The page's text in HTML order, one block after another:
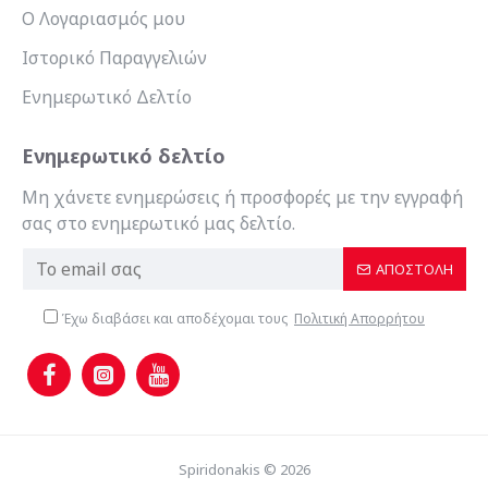
Ο Λογαριασμός μου
Ιστορικό Παραγγελιών
Ενημερωτικό Δελτίο
Ενημερωτικό δελτίο
Μη χάνετε ενημερώσεις ή προσφορές με την εγγραφή
σας στο ενημερωτικό μας δελτίο.
ΑΠΟΣΤΟΛΉ
Έχω διαβάσει και αποδέχομαι τους Πολιτική Απορρήτου
Spiridonakis © 2026